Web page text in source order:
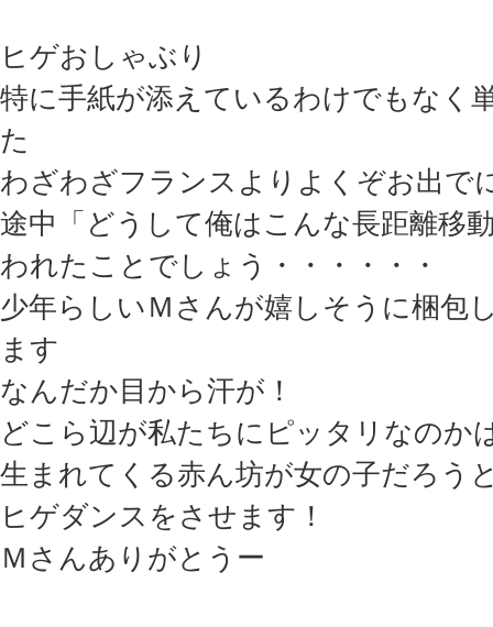
ヒゲおしゃぶり
特に手紙が添えているわけでもなく
た
わざわざフランスよりよくぞお出で
途中「どうして俺はこんな長距離移
われたことでしょう・・・・・・
少年らしいＭさんが嬉しそうに梱包
ます
なんだか目から汗が！
どこら辺が私たちにピッタリなのか
生まれてくる赤ん坊が女の子だろう
ヒゲダンスをさせます！
Ｍさんありがとうー